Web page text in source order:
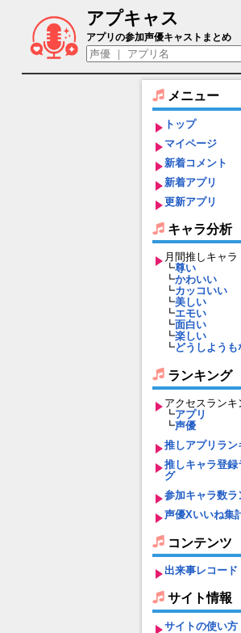
アプキャス
ライゴウ（声優：櫻井
アプリの参加声優キャストまとめ
メニュー
トップ
マイページ
新着コメント
新着アプリ
更新アプリ
キャラ分析
月間推しキャラ
┗尊い
┗かわいい
┗カッコいい
┗美しい
┗エモい
┗面白い
┗楽しい
┗どうしようも
ランキング
アクセスランキ
┗アプリ
┗声優
推しアプリラン
推しキャラ登録
グ
参加キャラ数ラ
声優Xいいね集
コンテンツ
出来事レコード
サイト情報
サイトの使い方